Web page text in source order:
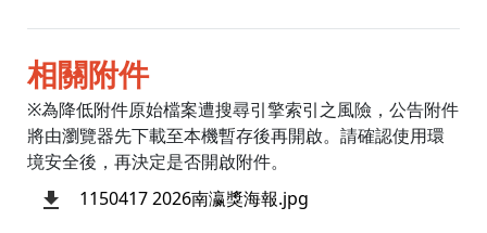
相關附件
※為降低附件原始檔案遭搜尋引擎索引之風險，公告附件
將由瀏覽器先下載至本機暫存後再開啟。請確認使用環
境安全後，再決定是否開啟附件。
1150417 2026南瀛獎海報.jpg